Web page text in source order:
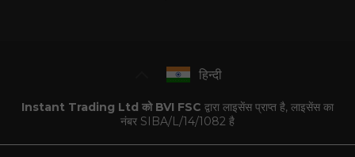
हिन्दी
Instant Trading Ltd को BVI FSC द्वारा लाइसेंस प्राप्त है, लाइसेंस का
नंबर SIBA/L/14/1082 है